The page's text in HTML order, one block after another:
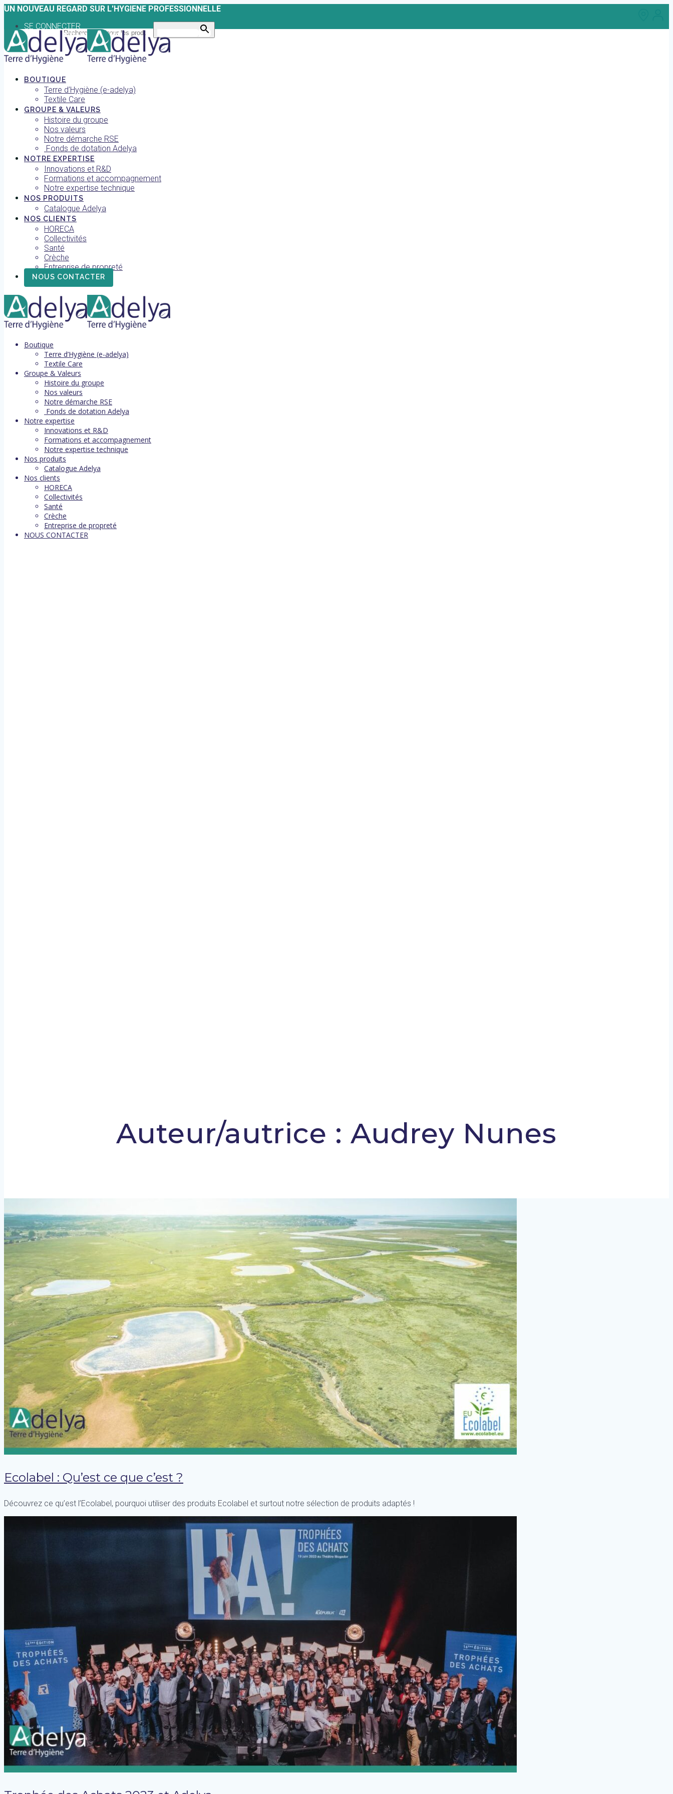
Skip
content
UN NOUVEAU REGARD SUR L'HYGIENE PROFESSIONNELLE
Search for:
SE CONNECTER
TROUVER UNE AGENCE
BOUTIQUE
Terre d’Hygiène (e-adelya)
Textile Care
GROUPE & VALEURS
Histoire du groupe
Nos valeurs
Notre démarche RSE
Fonds de dotation Adelya
NOTRE EXPERTISE
Innovations et R&D
Formations et accompagnement
Notre expertise technique
NOS PRODUITS
Catalogue Adelya
NOS CLIENTS
HORECA
Collectivités
Santé
Crèche
Entreprise de propreté
NOUS CONTACTER
Boutique
Terre d’Hygiène (e-adelya)
Textile Care
Groupe & Valeurs
Histoire du groupe
Nos valeurs
Notre démarche RSE
Fonds de dotation Adelya
Notre expertise
Innovations et R&D
Formations et accompagnement
Notre expertise technique
Nos produits
Catalogue Adelya
Nos clients
HORECA
Collectivités
Santé
Crèche
Entreprise de propreté
NOUS CONTACTER
Auteur/autrice : Audrey Nunes
Ecolabel : Qu’est ce que c’est ?
Découvrez ce qu’est l’Ecolabel, pourquoi utiliser des produits Ecolabel et surtout notre sélection de produits adaptés !